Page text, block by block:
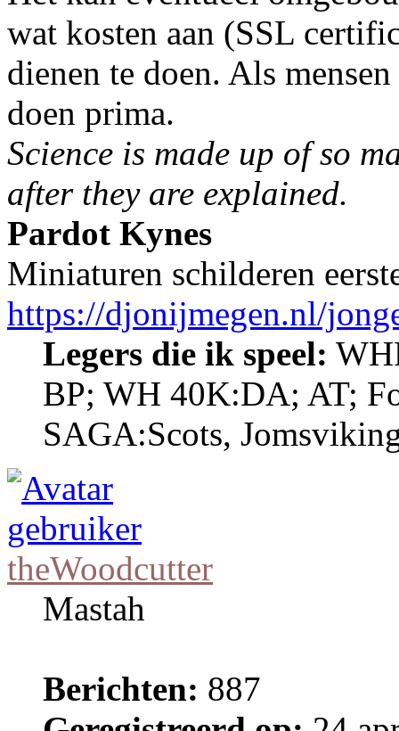
wat kosten aan (SSL
dienen te doen. Als
doen prima.
Science is made up of so
after they are explained.
Pardot Kynes
Miniaturen schilderen
https://djonijmegen.nl/
Legers die ik speel:
BP; WH 40K:DA; AT;
SAGA:Scots,
theWoodcutter
Mastah
Berichten: 887